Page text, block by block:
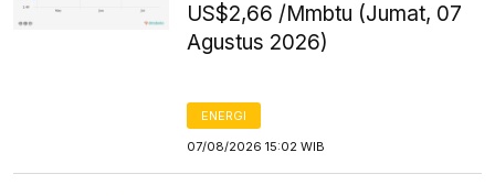
US$2,66 /Mmbtu (Jumat, 07
Agustus 2026)
ENERGI
07/08/2026 15:02 WIB